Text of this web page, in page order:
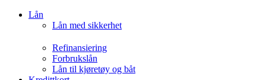
Lån
Lån med sikkerhet
Refinansiering
Forbrukslån
Lån til kjøretøy og båt